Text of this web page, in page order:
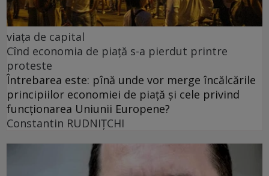
viața de capital
Cînd economia de piață s-a pierdut printre
proteste
Întrebarea este: pînă unde vor merge încălcările
principiilor economiei de piață și cele privind
funcționarea Uniunii Europene?
Constantin RUDNIŢCHI